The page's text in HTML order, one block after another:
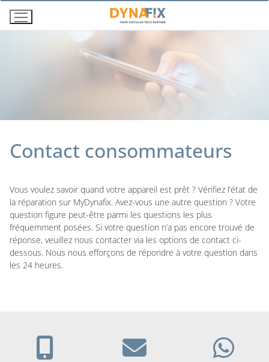
contenu
Contact consommateurs
Vous voulez savoir quand votre appareil est prêt ? Vérifiez l’état de
la réparation sur MyDynafix. Avez-vous une autre question ? Votre
question figure peut-être parmi les questions les plus
fréquemment posées. Si votre question n’a pas encore trouvé de
réponse, veuillez nous contacter via les options de contact ci-
dessous. Nous nous efforçons de répondre à votre question dans
les 24 heures.